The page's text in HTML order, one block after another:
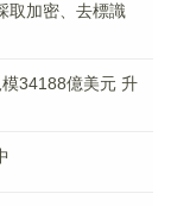
取加密、去標識
34188億美元 升